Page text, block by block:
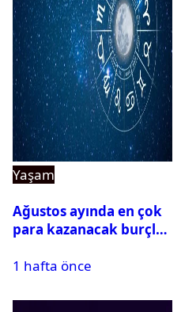
Yaşam
Ağustos ayında en çok
para kazanacak burçlar
1 hafta önce